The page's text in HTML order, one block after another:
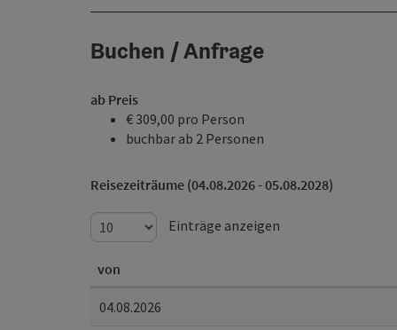
Buchen / Anfrage
ab Preis
€ 309,00 pro Person
buchbar ab 2 Personen
Reisezeiträume (04.08.2026 - 05.08.2028)
Einträge anzeigen
von
04.08.2026